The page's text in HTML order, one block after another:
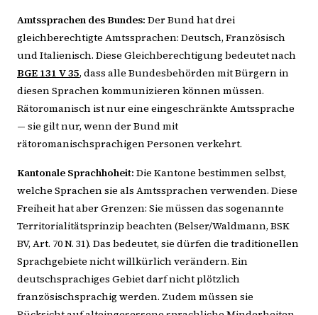
Amtssprachen des Bundes: Der Bund hat drei
gleichberechtigte Amtssprachen: Deutsch, Französisch
und Italienisch. Diese Gleichberechtigung bedeutet nach
BGE 131 V 35, dass alle Bundesbehörden mit Bürgern in
diesen Sprachen kommunizieren können müssen.
Rätoromanisch ist nur eine eingeschränkte Amtssprache
— sie gilt nur, wenn der Bund mit
rätoromanischsprachigen Personen verkehrt.
Kantonale Sprachhoheit: Die Kantone bestimmen selbst,
welche Sprachen sie als Amtssprachen verwenden. Diese
Freiheit hat aber Grenzen: Sie müssen das sogenannte
Territorialitätsprinzip beachten (Belser/Waldmann, BSK
BV, Art. 70 N. 31). Das bedeutet, sie dürfen die traditionellen
Sprachgebiete nicht willkürlich verändern. Ein
deutschsprachiges Gebiet darf nicht plötzlich
französischsprachig werden. Zudem müssen sie